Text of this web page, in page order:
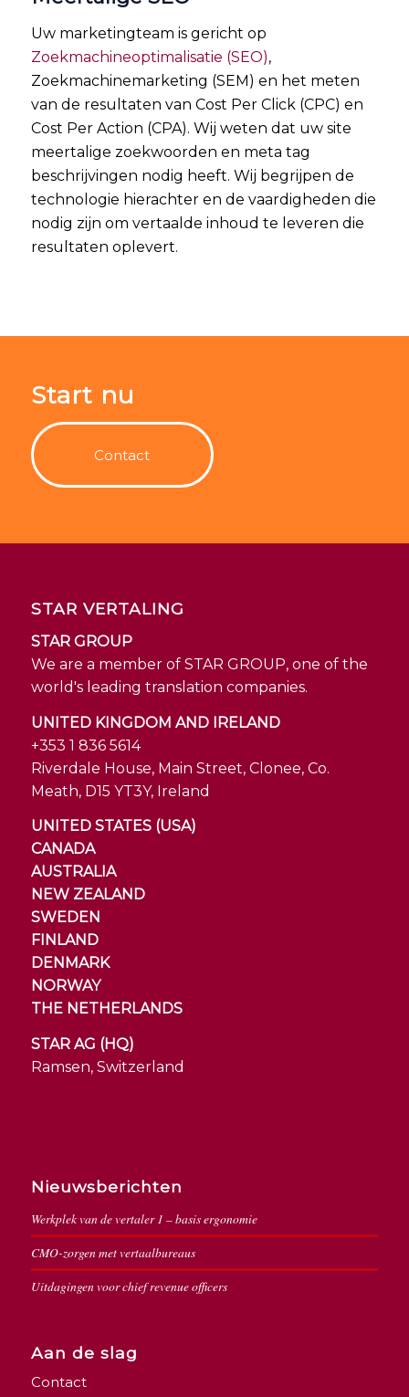
Uw marketingteam is gericht op
Zoekmachineoptimalisatie (SEO),
Zoekmachinemarketing (SEM) en het meten
van de resultaten van Cost Per Click (CPC) en
Cost Per Action (CPA). Wij weten dat uw site
meertalige zoekwoorden en meta tag
beschrijvingen nodig heeft. Wij begrijpen de
technologie hierachter en de vaardigheden die
nodig zijn om vertaalde inhoud te leveren die
resultaten oplevert.
Start nu
Contact
STAR VERTALING
STAR GROUP
We are a member of STAR GROUP, one of the
world's leading translation companies.
UNITED KINGDOM AND IRELAND
+353 1 836 5614
Riverdale House, Main Street, Clonee, Co.
Meath, D15 YT3Y, Ireland
UNITED STATES (USA)
CANADA
AUSTRALIA
NEW ZEALAND
SWEDEN
FINLAND
DENMARK
NORWAY
THE NETHERLANDS
STAR AG (HQ)
Ramsen, Switzerland
Nieuwsberichten
Werkplek van de vertaler 1 – basis ergonomie
CMO-zorgen met vertaalbureaus
Uitdagingen voor chief revenue officers
Aan de slag
Contact